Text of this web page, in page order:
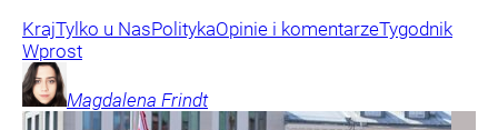
KrajTylko u NasPolitykaOpinie i komentarzeTygodnik
Wprost
Magdalena Frindt